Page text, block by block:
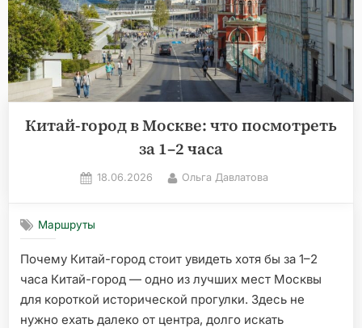
Китай-город в Москве: что посмотреть
за 1–2 часа
Posted
18.06.2026 By
Ольга Давлатова
Маршруты
Почему Китай-город стоит увидеть хотя бы за 1–2
часа Китай-город — одно из лучших мест Москвы
для короткой исторической прогулки. Здесь не
нужно ехать далеко от центра, долго искать